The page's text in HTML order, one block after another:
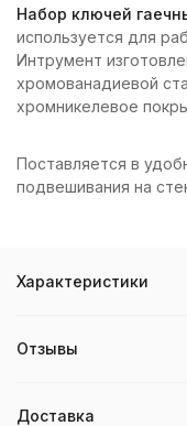
Набор ключей
используется для
Интрумент
хромованадиевой
хромникелевое
Поставляется в
подвешивания на
Характеристики
Отзывы
Доставка